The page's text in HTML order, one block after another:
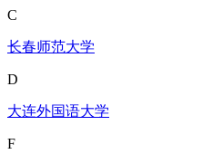
C
长春师范大学
D
大连外国语大学
F